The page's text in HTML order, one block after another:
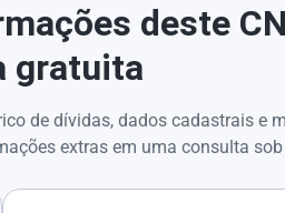
deste
gratuita
de dívidas, dados cadastrais e
extras em uma consulta